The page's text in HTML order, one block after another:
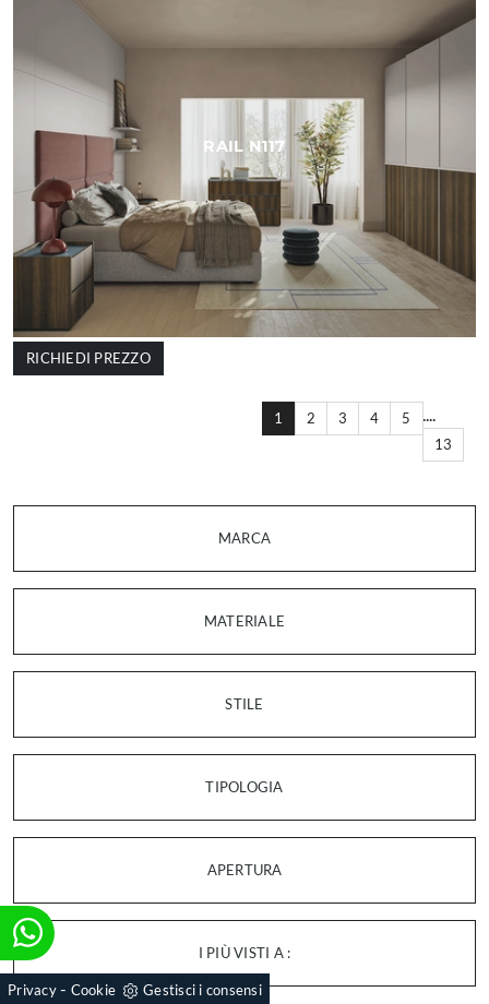
MARCA
MATERIALE
STILE
TIPOLOGIA
APERTURA
I PIÙ VISTI A :
1 2 3 4 5 ....
13
RAIL N117
RICHIEDI PREZZO
Privacy- Cookie Gestisci i consensi